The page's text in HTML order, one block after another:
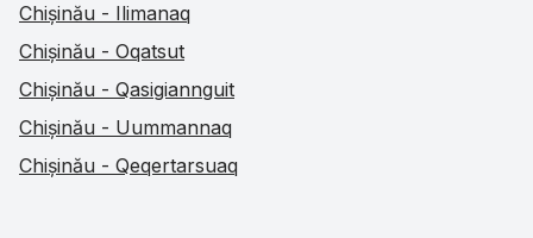
Chișinău - Ilimanaq
Chișinău - Oqatsut
Chișinău - Qasigiannguit
Chișinău - Uummannaq
Chișinău - Qeqertarsuaq